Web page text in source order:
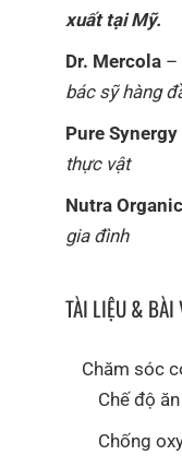
xuất tại Mỹ.
Dr. Mercola –
bác sỹ hàng
Pure Synergy
thực vật
Nutra
gia đình
TÀI LIỆU & BÀI
Chăm sóc
Chế độ
Chống